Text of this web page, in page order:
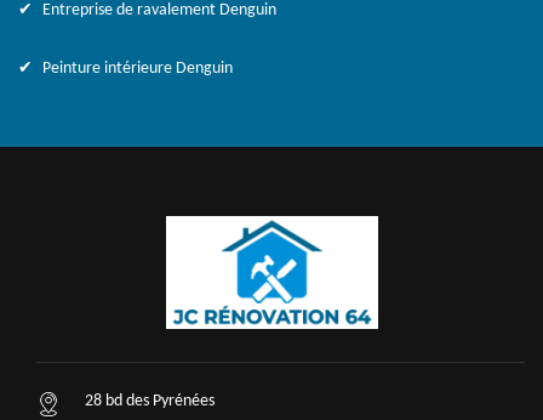
Entreprise de ravalement Denguin
Peinture intérieure Denguin
28 bd des Pyrénées